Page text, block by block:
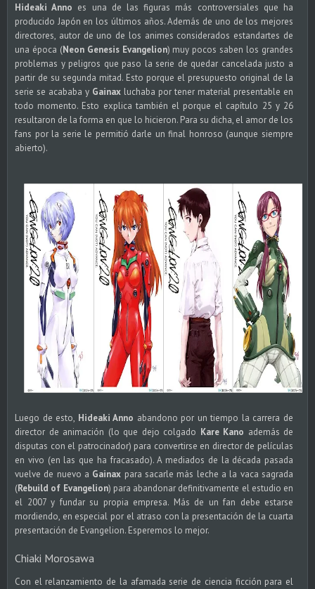
Hideaki Anno es una de las figuras más controversiales que ha
producido Japón en los últimos años. Además de uno de los mejores
directores, autor de uno de los animes considerados estandartes de
una época (Neon Genesis Evangelion) muy pocos saben los grandes
problemas y peligros que paso la serie de quedar cancelada justo a
partir de su segunda mitad. Esto porque el presupuesto original de la
serie se acababa y Gainax luchaba por tener material presentable en
todo momento. Esto explica también el porque el capítulo 25 y 26
resultaron de la forma en que lo hicieron. Para su dicha, el amor de los
fans por la serie le permitió darle un final honroso (aunque siempre
abierto).
Luego de esto, Hideaki Anno abandono por un tiempo la carrera de
director de animación (lo que dejo colgado Kare Kano además de
disputas con el patrocinador) para convertirse en director de películas
en vivo (en las que ha fracasado). A mediados de la década pasada
vuelve de nuevo a Gainax para sacarle más leche a la vaca sagrada
(Rebuild of Evangelion) para abandonar definitivamente el estudio en
el 2007 y fundar su propia empresa. Más de un fan debe estarse
mordiendo, en especial por el atraso con la presentación de la cuarta
presentación de Evangelion. Esperemos lo mejor.
Chiaki Morosawa
Con el relanzamiento de la afamada serie de ciencia ficción para el